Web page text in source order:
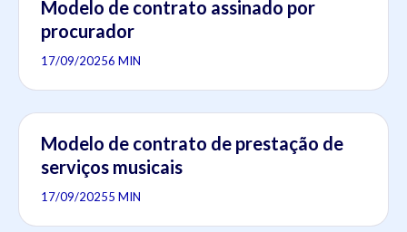
Modelo de contrato assinado por
procurador
17/09/20256 MIN
Modelo de contrato de prestação de
serviços musicais
17/09/20255 MIN